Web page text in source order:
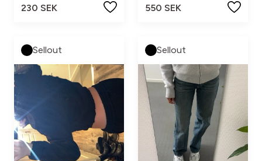
230 SEK
550 SEK
Sellout Sellout